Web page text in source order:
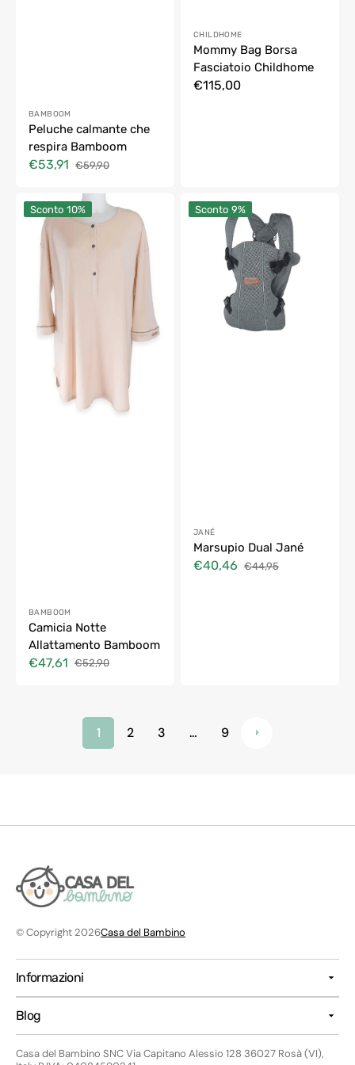
Fornitore:
BAMBOOM
Peluche calmante che
respira Bamboom
Prezzo
vendita
€53,91
Prezzo
listino
€59,90
Fornitore:
CHILDHOME
Mommy Bag Borsa
Fasciatoio Childhome
Prezzo
€115,00
Camicia
Notte
Allattamento
Bamboom
Sconto 10%
Fornitore:
BAMBOOM
Camicia Notte
Allattamento Bamboom
Prezzo
€47,61
Prezzo
€52,90
Marsupio
Dual
Sconto 9%
Fornitore:
JANÉ
Marsupio Dual Jané
Prezzo
€40,46
Prezzo
€44,95
1 2 3 … 9
© Copyright 2026Casa del Bambino
Informazioni
Blog
Casa del Bambino SNC Via Capitano Alessio 128 36027 Rosà (VI),